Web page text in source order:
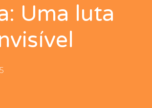
Uma luta